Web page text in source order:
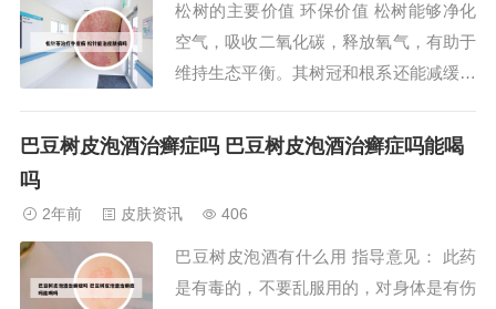
心神、清醒头脑、舒缓情绪的功效。保护
眼睛视力 经过...
松树的主要价值 环保价值 松树能够净化
空气，吸收二氧化碳，释放氧气，有助于
维持生态平衡。其树冠和根系还能减缓水
此外，松树木材是一种重要的自然资源，
松针都具有药用价值。松树的植物价值主
要体现在生...
巴豆树皮泡酒治癣症吗 巴豆树皮泡酒治癣症吗能喝
吗
2年前 皮肤资讯 406
巴豆树皮泡酒有什么用 指导意见： 此药
是有毒的，不要乱服用的，对身体是有伤